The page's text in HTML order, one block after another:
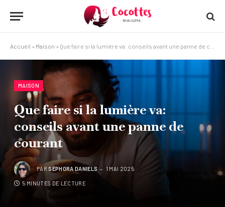
Accueil » Maison » Que faire si la lumière va: conseils avant une panne de courant
MAISON
Que faire si la lumière va:
conseils avant une panne de
courant
PAR SÉPHORA DANIELS 1 MAI 2025
5 MINUTES DE LECTURE